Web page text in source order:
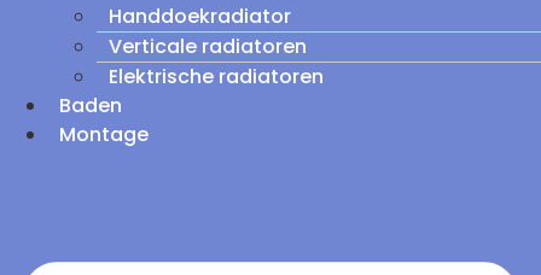
Handdoekradiator
Verticale radiatoren
Elektrische radiatoren
Baden
Montage